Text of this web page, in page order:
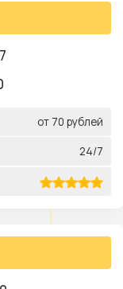
от 70 рублей
24/7